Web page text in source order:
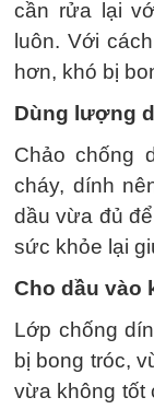
cần rửa lại
luôn. Với
hơn, khó bị
Dùng lượng
Chảo chống
cháy, dính
dầu vừa đủ
sức khỏe lại
Cho dầu vào
Lớp chống
bị bong tróc,
vừa không tốt